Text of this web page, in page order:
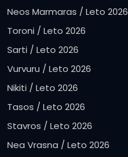
Neos Marmaras / Leto 2026
Toroni / Leto 2026
Sarti / Leto 2026
Vurvuru / Leto 2026
Nikiti / Leto 2026
Tasos / Leto 2026
Stavros / Leto 2026
Nea Vrasna / Leto 2026